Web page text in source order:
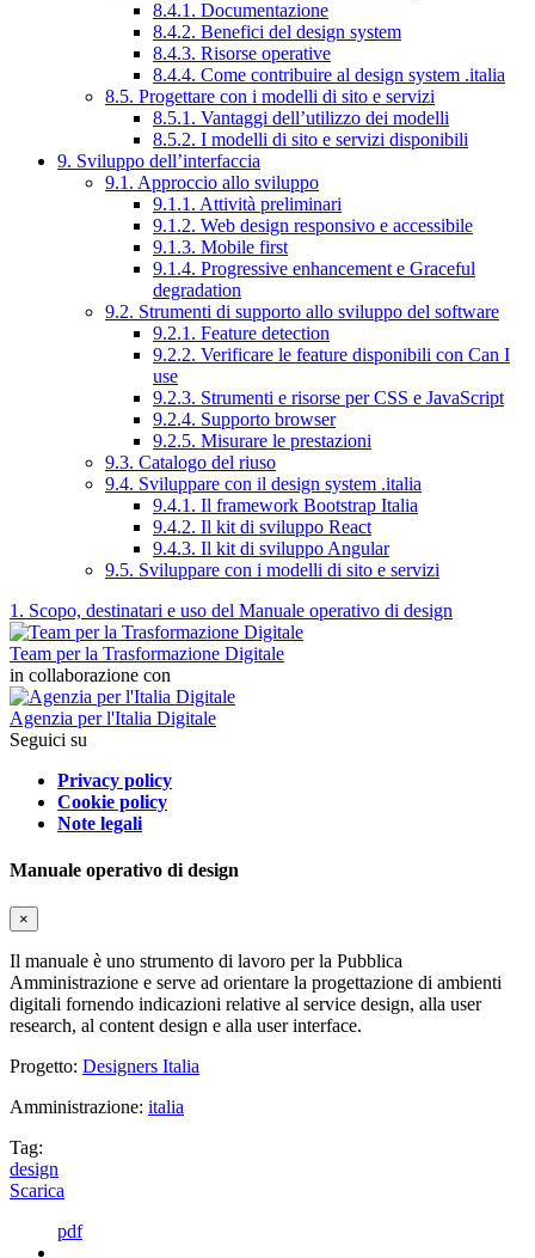
8.4.1. Documentazione
8.4.2. Benefici del design system
8.4.3. Risorse operative
8.4.4. Come contribuire al design system .italia
8.5. Progettare con i modelli di sito e servizi
8.5.1. Vantaggi dell’utilizzo dei modelli
8.5.2. I modelli di sito e servizi disponibili
9. Sviluppo dell’interfaccia
9.1. Approccio allo sviluppo
9.1.1. Attività preliminari
9.1.2. Web design responsivo e accessibile
9.1.3. Mobile first
9.1.4. Progressive enhancement e Graceful
degradation
9.2. Strumenti di supporto allo sviluppo del software
9.2.1. Feature detection
9.2.2. Verificare le feature disponibili con Can I
use
9.2.3. Strumenti e risorse per CSS e JavaScript
9.2.4. Supporto browser
9.2.5. Misurare le prestazioni
9.3. Catalogo del riuso
9.4. Sviluppare con il design system .italia
9.4.1. Il framework Bootstrap Italia
9.4.2. Il kit di sviluppo React
9.4.3. Il kit di sviluppo Angular
9.5. Sviluppare con i modelli di sito e servizi
1. Scopo, destinatari e uso del Manuale operativo di design
Team per la Trasformazione Digitale
in collaborazione con
Agenzia per l'Italia Digitale
Seguici su
Privacy policy
Cookie policy
Note legali
Manuale operativo di design
×
Il manuale è uno strumento di lavoro per la Pubblica
Amministrazione e serve ad orientare la progettazione di ambienti
digitali fornendo indicazioni relative al service design, alla user
research, al content design e alla user interface.
Progetto: Designers Italia
Amministrazione: italia
Tag:
design
Scarica
pdf